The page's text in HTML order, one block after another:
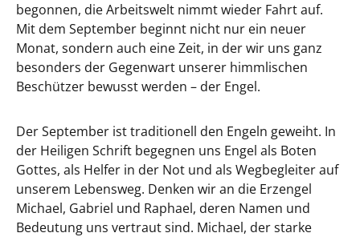
begonnen, die Arbeitswelt nimmt wieder Fahrt auf.
Mit dem September beginnt nicht nur ein neuer
Monat, sondern auch eine Zeit, in der wir uns ganz
besonders der Gegenwart unserer himmlischen
Beschützer bewusst werden – der Engel.
Der September ist traditionell den Engeln geweiht. In
der Heiligen Schrift begegnen uns Engel als Boten
Gottes, als Helfer in der Not und als Wegbegleiter auf
unserem Lebensweg. Denken wir an die Erzengel
Michael, Gabriel und Raphael, deren Namen und
Bedeutung uns vertraut sind. Michael, der starke